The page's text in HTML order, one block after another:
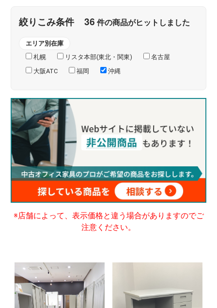
絞りこみ条件 36 件の商品がヒットしました
エリア別在庫
札幌
リスタ本部(東北・関東)
名古屋
大阪ATC
福岡 沖縄
※店舗によって、表示価格と違う場合がありますのでご
注意ください。